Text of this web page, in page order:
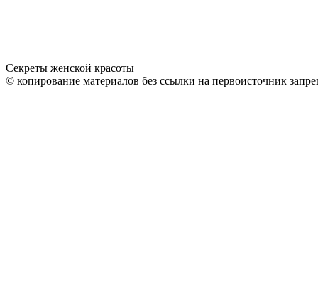
Секреты женской красоты
© копирование материалов без ссылки на первоисточник